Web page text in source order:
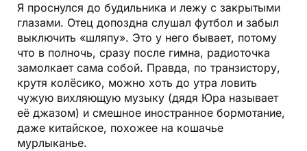
Я проснулся до будильника и лежу с закрытыми
глазами. Отец допоздна слушал футбол и забыл
выключить «шляпу». Это у него бывает, потому
что в полночь, сразу после гимна, радио­точка
замолкает сама собой. Правда, по транзистору,
крутя колёсико, можно хоть до утра ловить
чужую вихляющую музыку (дядя Юра называет
её джазом) и смешное иностранное бормотание,
даже китайское, похожее на кошачье
мурлыканье.